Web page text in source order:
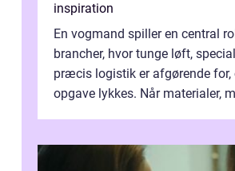
inspiration
En vogmand spiller en central
brancher, hvor tunge løft,
præcis logistik er afgørende for,
opgave lykkes. Når materialer,